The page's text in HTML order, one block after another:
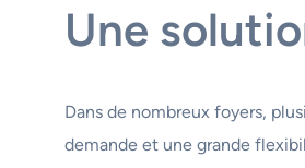
Une
Dans de nombreux foyers,
demande et une grande